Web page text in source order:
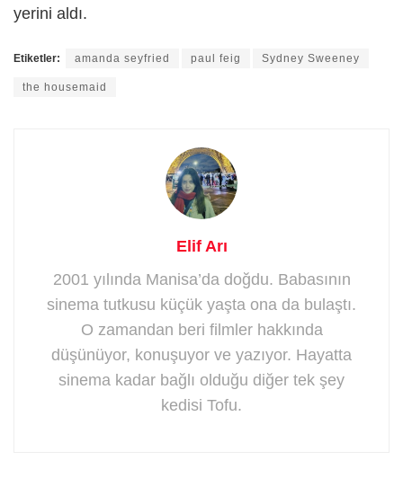
yerini aldı.
Etiketler: amanda seyfried paul feig Sydney Sweeney
the housemaid
Elif Arı
2001 yılında Manisa’da doğdu. Babasının
sinema tutkusu küçük yaşta ona da bulaştı.
O zamandan beri filmler hakkında
düşünüyor, konuşuyor ve yazıyor. Hayatta
sinema kadar bağlı olduğu diğer tek şey
kedisi Tofu.